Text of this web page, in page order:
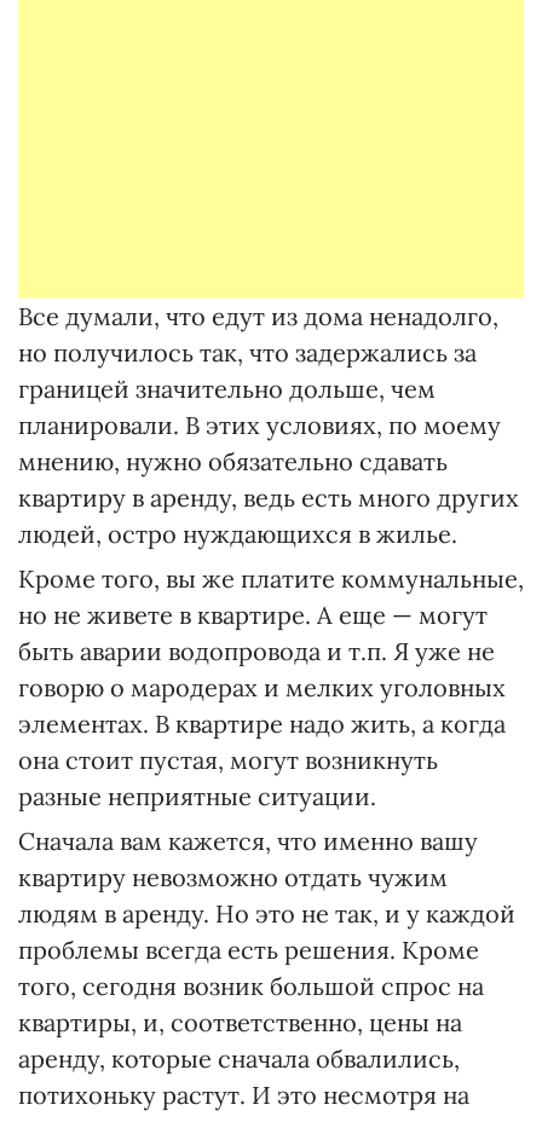
Все думали, что едут из дома ненадолго,
но получилось так, что задержались за
границей значительно дольше, чем
планировали. В этих условиях, по моему
мнению, нужно обязательно сдавать
квартиру в аренду, ведь есть много других
людей, остро нуждающихся в жилье.
Кроме того, вы же платите коммунальные,
но не живете в квартире. А еще — могут
быть аварии водопровода и т.п. Я уже не
говорю о мародерах и мелких уголовных
элементах. В квартире надо жить, а когда
она стоит пустая, могут возникнуть
разные неприятные ситуации.
Сначала вам кажется, что именно вашу
квартиру невозможно отдать чужим
людям в аренду. Но это не так, и у каждой
проблемы всегда есть решения. Кроме
того, сегодня возник большой спрос на
квартиры, и, соответственно, цены на
аренду, которые сначала обвалились,
потихоньку растут. И это несмотря на